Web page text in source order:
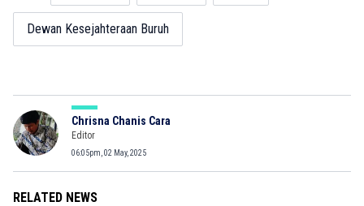
Dewan Kesejahteraan Buruh
Chrisna Chanis Cara
Editor
06:05pm, 02 May, 2025
RELATED NEWS